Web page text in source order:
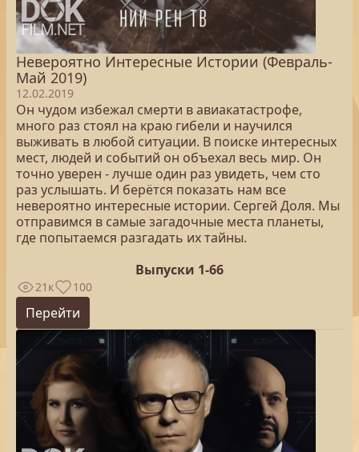
Невероятно Интересные Истории (Февраль-
Май 2019)
12.02.2019
Он чудом избежал смерти в авиакатастрофе,
много раз стоял на краю гибели и научился
выживать в любой ситуации. В поиске интересных
мест, людей и событий он объехал весь мир. Он
точно уверен - лучше один раз увидеть, чем сто
раз услышать. И берётся показать нам все
невероятно интересные истории. Сергей Доля. Мы
отправимся в самые загадочные места планеты,
где попытаемся разгадать их тайны.
Выпуски 1-66
21к 100
Перейти